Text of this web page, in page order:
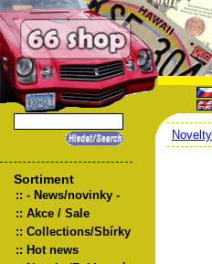
Sortiment
:: - News/novinky -
:: Akce / Sale
:: Collections/Sbírky
:: Hot news